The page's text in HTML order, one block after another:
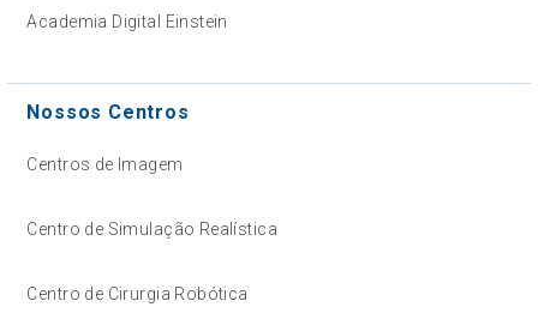
Academia Digital Einstein
Nossos Centros
Centros de Imagem
Centro de Simulação Realística
Centro de Cirurgia Robótica